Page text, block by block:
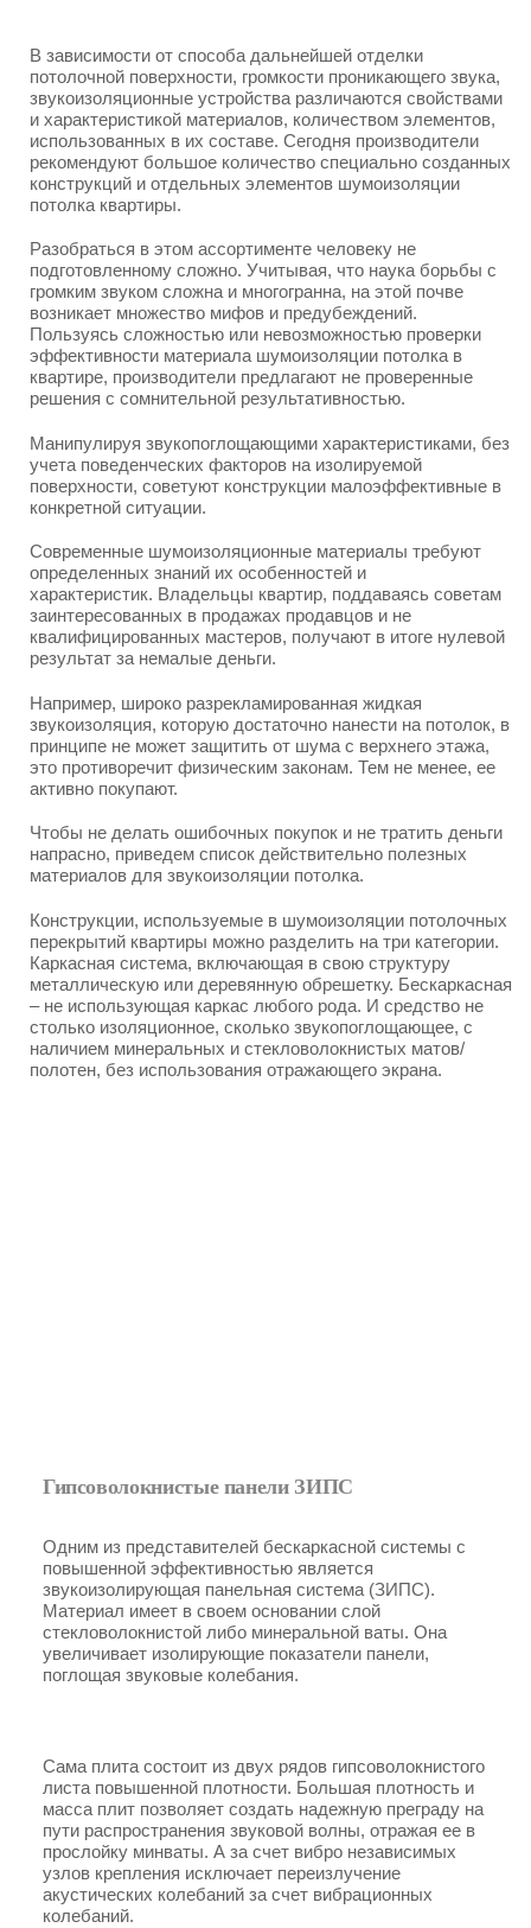
В зависимости от способа дальнейшей отделки
потолочной поверхности, громкости проникающего звука,
звукоизоляционные устройства различаются свойствами
и характеристикой материалов, количеством элементов,
использованных в их составе. Сегодня производители
рекомендуют большое количество специально созданных
конструкций и отдельных элементов шумоизоляции
потолка квартиры.
Разобраться в этом ассортименте человеку не
подготовленному сложно. Учитывая, что наука борьбы с
громким звуком сложна и многогранна, на этой почве
возникает множество мифов и предубеждений.
Пользуясь сложностью или невозможностью проверки
эффективности материала шумоизоляции потолка в
квартире, производители предлагают не проверенные
решения с сомнительной результативностью.
Манипулируя звукопоглощающими характеристиками, без
учета поведенческих факторов на изолируемой
поверхности, советуют конструкции малоэффективные в
конкретной ситуации.
Современные шумоизоляционные материалы требуют
определенных знаний их особенностей и
характеристик. Владельцы квартир, поддаваясь советам
заинтересованных в продажах продавцов и не
квалифицированных мастеров, получают в итоге нулевой
результат за немалые деньги.
Например, широко разрекламированная жидкая
звукоизоляция, которую достаточно нанести на потолок, в
принципе не может защитить от шума с верхнего этажа,
это противоречит физическим законам. Тем не менее, ее
активно покупают.
Чтобы не делать ошибочных покупок и не тратить деньги
напрасно, приведем список действительно полезных
материалов для звукоизоляции потолка.
Конструкции, используемые в шумоизоляции потолочных
перекрытий квартиры можно разделить на три категории.
Каркасная система, включающая в свою структуру
металлическую или деревянную обрешетку. Бескаркасная
– не использующая каркас любого рода. И средство не
столько изоляционное, сколько звукопоглощающее, с
наличием минеральных и стекловолокнистых матов/
полотен, без использования отражающего экрана.
Гипсоволокнистые панели ЗИПС
Одним из представителей бескаркасной системы с
повышенной эффективностью является
звукоизолирующая панельная система (ЗИПС).
Материал имеет в своем основании слой
стекловолокнистой либо минеральной ваты. Она
увеличивает изолирующие показатели панели,
поглощая звуковые колебания.
Сама плита состоит из двух рядов гипсоволокнистого
листа повышенной плотности. Большая плотность и
масса плит позволяет создать надежную преграду на
пути распространения звуковой волны, отражая ее в
прослойку минваты. А за счет вибро независимых
узлов крепления исключает переизлучение
акустических колебаний за счет вибрационных
колебаний.